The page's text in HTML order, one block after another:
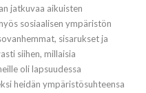
jatkuvaa aikuisten
sosiaalisen ympäristön
sisarukset ja
siihen, millaisia
oli lapsuudessa
heidän ympäristösuhteensa